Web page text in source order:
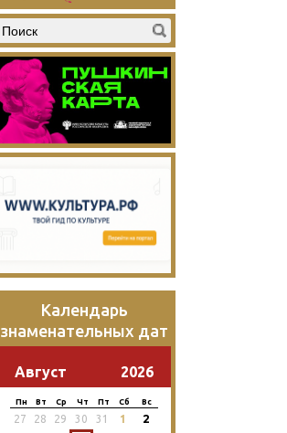
Календарь
знаменательных дат
Август 2026
Пн Вт Ср Чт Пт Сб Вс
27 28 29 30 31 1 2